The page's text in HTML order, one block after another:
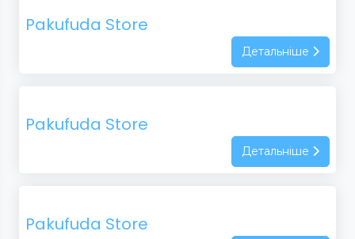
Pakufuda Store
Детальніше
Pakufuda Store
Детальніше
Pakufuda Store